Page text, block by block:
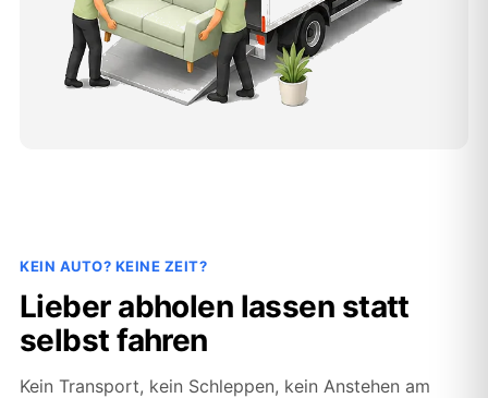
KEIN AUTO? KEINE ZEIT?
Lieber abholen lassen statt
selbst fahren
Kein Transport, kein Schleppen, kein Anstehen am